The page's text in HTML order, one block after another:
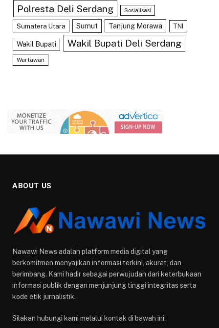
Polresta Deli Serdang Sosialisasi
Sumatera Utara Sumut Tanjung Morawa TNI
Wakil Bupati Wakil Bupati Deli Serdang
Wartawan
ABOUT US
Nawawi News adalah platform media digital yang
berkomitmen menyajikan informasi terkini, akurat, dan
berimbang. Kami hadir sebagai perwujudan dari keterbukaan
informasi publik dengan menjunjung tinggi integritas serta
kode etik jurnalistik.
Silakan hubungi kami melalui kontak di bawah ini: